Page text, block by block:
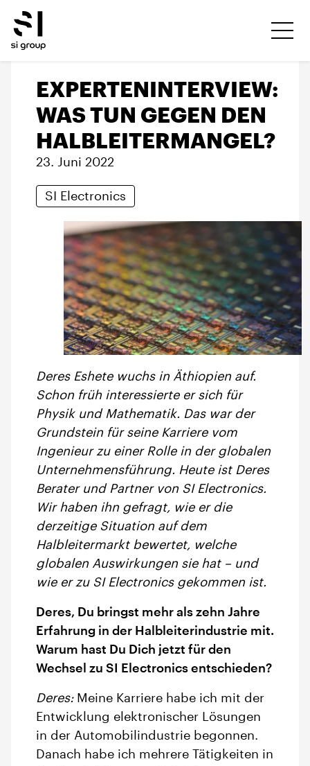
EXPERTENINTERVIEW:
WAS TUN GEGEN DEN
HALBLEITERMANGEL?
23. Juni 2022
SI Electronics
Deres Eshete wuchs in Äthiopien auf.
Schon früh interessierte er sich für
Physik und Mathematik. Das war der
Grundstein für seine Karriere vom
Ingenieur zu einer Rolle in der globalen
Unternehmensführung. Heute ist Deres
Berater und Partner von SI Electronics.
Wir haben ihn gefragt, wie er die
derzeitige Situation auf dem
Halbleitermarkt bewertet, welche
globalen Auswirkungen sie hat – und
wie er zu SI Electronics gekommen ist.
Deres, Du bringst mehr als zehn Jahre
Erfahrung in der Halbleiterindustrie mit.
Warum hast Du Dich jetzt für den
Wechsel zu SI Electronics entschieden?
Deres: Meine Karriere habe ich mit der
Entwicklung elektronischer Lösungen
in der Automobilindustrie begonnen.
Danach habe ich mehrere Tätigkeiten in